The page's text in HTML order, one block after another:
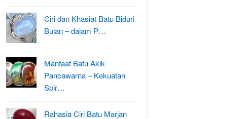
Ciri dan Khasiat Batu Biduri
Bulan – dalam P…
Manfaat Batu Akik
Pancawarna – Kekuatan
Spir…
Rahasia Ciri Batu Marjan